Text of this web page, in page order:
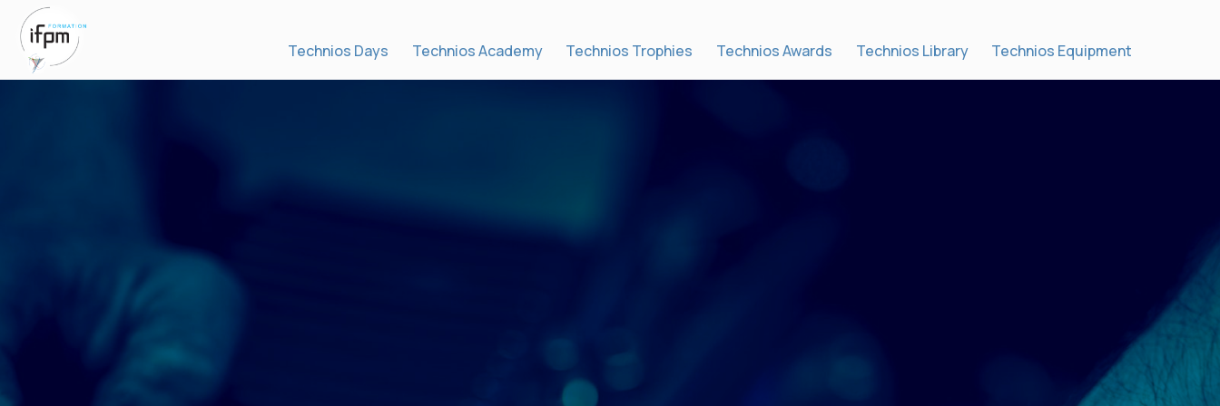
Technios Days Technios Academy Technios Trophies Technios Awards Technios Library Technios Equipment